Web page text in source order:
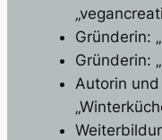
Gründerin:
Gründerin:
Autorin